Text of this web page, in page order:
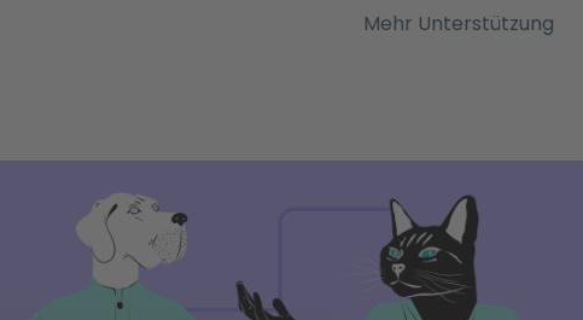
Mehr Unterstützung